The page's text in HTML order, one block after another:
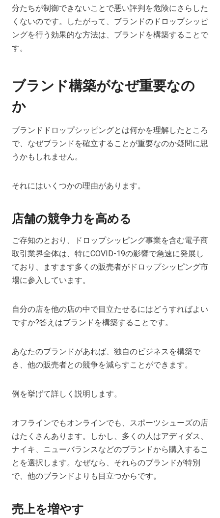
分たちが制御できないことで悪い評判を危険にさらした
くないのです。したがって、ブランドのドロップシッピ
ングを行う効果的な方法は、ブランドを構築することで
す。
ブランド構築がなぜ重要なの
か
ブランドドロップシッピングとは何かを理解したところ
で、なぜブランドを確立することが重要なのか疑問に思
うかもしれません。
それにはいくつかの理由があります。
店舗の競争力を高める
ご存知のとおり、ドロップシッピング事業を含む電子商
取引業界全体は、特にCOVID-19の影響で急速に発展し
ており、ますます多くの販売者がドロップシッピング市
場に参入しています。
自分の店を他の店の中で目立たせるにはどうすればよい
ですか?答えはブランドを構築することです。
あなたのブランドがあれば、独自のビジネスを構築で
き、他の販売者との競争を減らすことができます。
例を挙げて詳しく説明します。
オフラインでもオンラインでも、スポーツシューズの店
はたくさんあります。しかし、多くの人はアディダス、
ナイキ、ニューバランスなどのブランドから購入するこ
とを選択します。なぜなら、それらのブランドが特別
で、他のブランドよりも目立つからです。
売上を増やす